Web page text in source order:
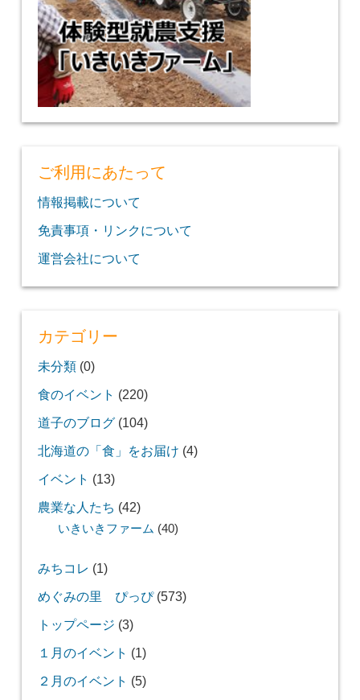
ご利用にあたって
情報掲載について
免責事項・リンクについて
運営会社について
カテゴリー
未分類(0)
食のイベント (220)
道子のブログ(104)
北海道の「食」をお届け (4)
イベント (13)
農業な人たち (42)
いきいきファーム (40)
みちコレ (1)
めぐみの里 ぴっぴ(573)
トップページ (3)
１月のイベント (1)
２月のイベント (5)